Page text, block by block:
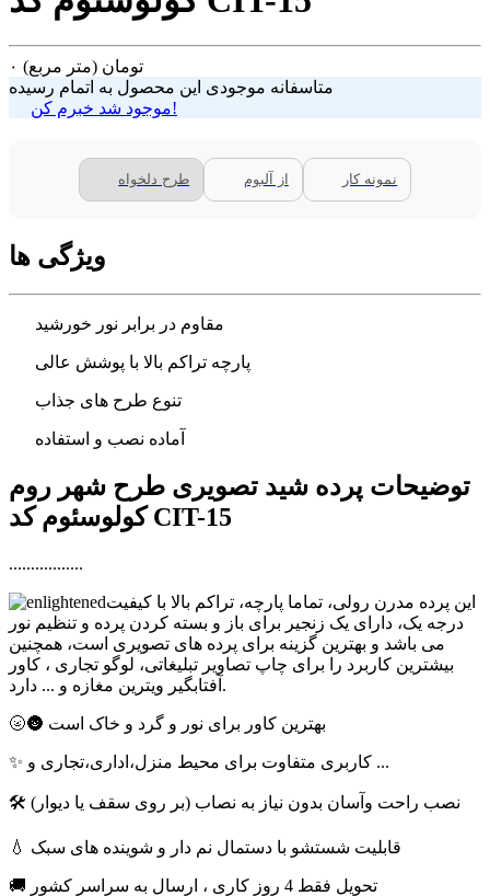
۰ تومان (متر مربع)
متاسفانه موجودی این محصول به اتمام رسیده
موجود شد خبرم کن!
طرح دلخواه از آلبوم نمونه کار
ویژگی ها
مقاوم در برابر نور خورشید
پارچه تراکم بالا با پوشش عالی
تنوع طرح های جذاب
آماده نصب و استفاده
توضیحات پرده شید تصویری طرح شهر روم
کولوسئوم کد CIT-15
.................
این پرده مدرن رولی، تماما پارچه، تراکم بالا با کیفیت
درجه یک، دارای یک زنجیر برای باز و بسته کردن پرده و تنظیم نور
می باشد و بهترین گزینه برای پرده های تصویری است، همچنین
بیشترین کاربرد را برای چاپ تصاویر تبلیغاتی، لوگو تجاری ، کاور
آفتابگیر ویترین مغازه و ... دارد.
✨ کاربری متفاوت برای محیط منزل،اداری،تجاری و ...
🛠 نصب راحت وآسان بدون نیاز به نصاب (بر روی سقف یا دیوار)
💧 قابلیت شستشو با دستمال نم دار و شوینده های سبک
🚚 تحویل فقط 4 روز کاری ، ارسال به سراسر کشور